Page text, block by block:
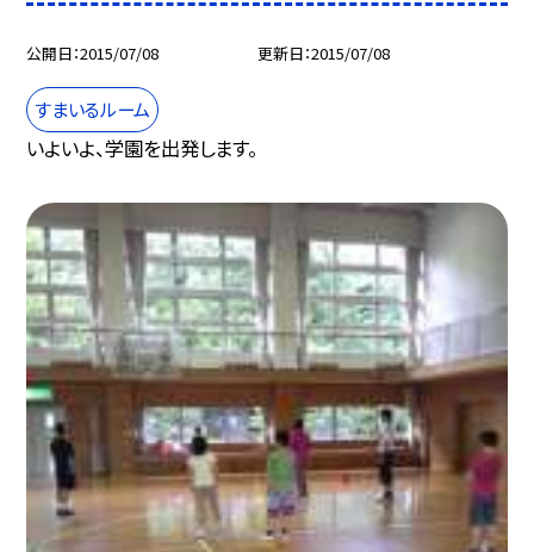
公開日 2015/07/08 更新日 2015/07/08
すまいるルーム
いよいよ、学園を出発します。